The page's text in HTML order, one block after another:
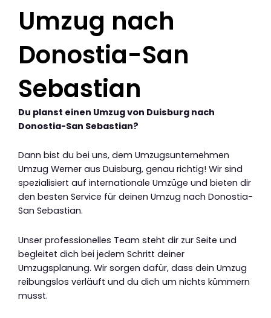
Umzug nach
Donostia-San
Sebastian
Du planst einen Umzug von Duisburg nach
Donostia-San Sebastian?
Dann bist du bei uns, dem Umzugsunternehmen
Umzug Werner aus Duisburg, genau richtig! Wir sind
spezialisiert auf internationale Umzüge und bieten dir
den besten Service für deinen Umzug nach Donostia-
San Sebastian.
Unser professionelles Team steht dir zur Seite und
begleitet dich bei jedem Schritt deiner
Umzugsplanung. Wir sorgen dafür, dass dein Umzug
reibungslos verläuft und du dich um nichts kümmern
musst.